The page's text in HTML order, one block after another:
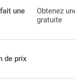
une
Obtenez
gratuite
de prix